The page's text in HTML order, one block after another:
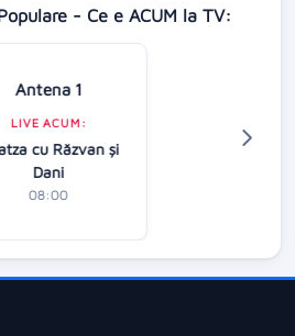
- Ce e ACUM la TV:
Antena 1
LIVE ACUM:
cu Răzvan şi
Dani
08:00